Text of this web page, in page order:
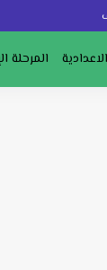
المرحلة